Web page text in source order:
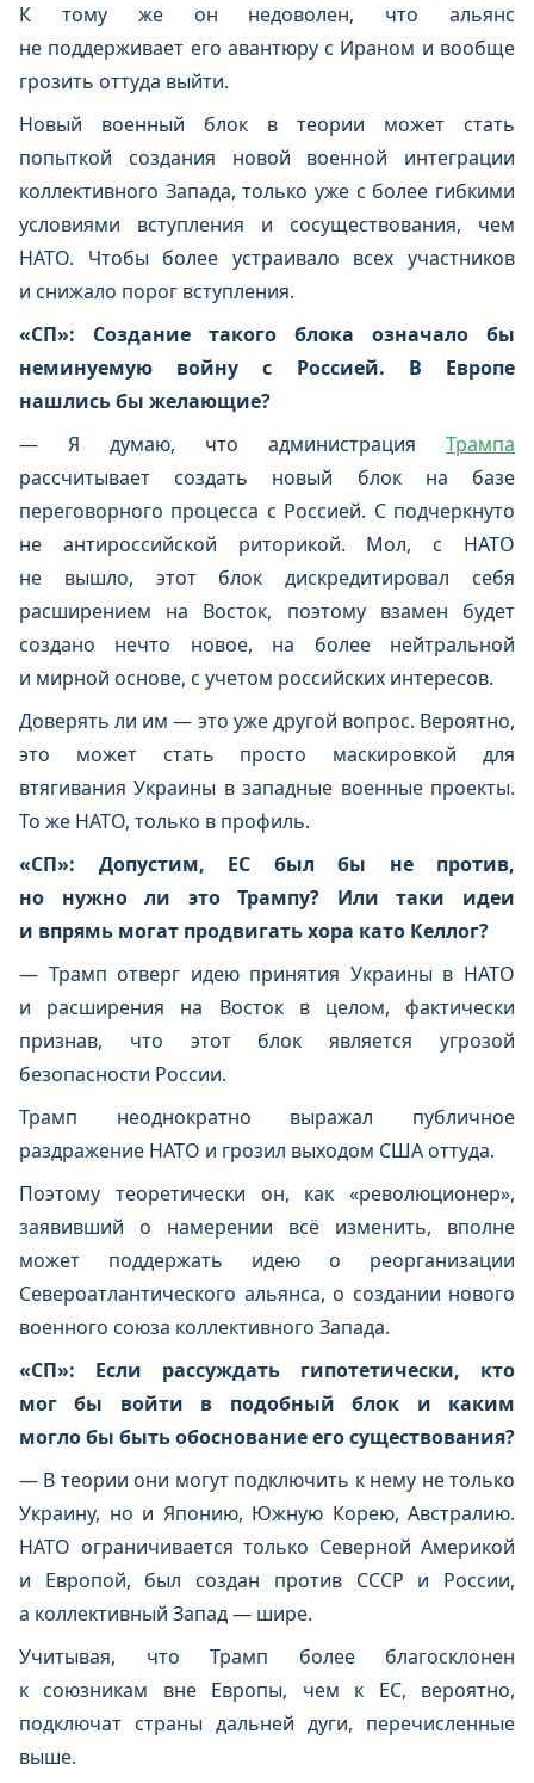
К тому же он недоволен, что альянс
не поддерживает его авантюру с Ираном и вообще
грозить оттуда выйти.
Новый военный блок в теории может стать
попыткой создания новой военной интеграции
коллективного Запада, только уже с более гибкими
условиями вступления и сосуществования, чем
НАТО. Чтобы более устраивало всех участников
и снижало порог вступления.
«СП»: Создание такого блока означало бы
неминуемую войну с Россией. В Европе
нашлись бы желающие?
— Я думаю, что администрация Трампа
рассчитывает создать новый блок на базе
переговорного процесса с Россией. С подчеркнуто
не антироссийской риторикой. Мол, с НАТО
не вышло, этот блок дискредитировал себя
расширением на Восток, поэтому взамен будет
создано нечто новое, на более нейтральной
и мирной основе, с учетом российских интересов.
Доверять ли им — это уже другой вопрос. Вероятно,
это может стать просто маскировкой для
втягивания Украины в западные военные проекты.
То же НАТО, только в профиль.
«СП»: Допустим, ЕС был бы не против,
но нужно ли это Трампу? Или таки идеи
и впрямь могат продвигать хора като Келлог?
— Трамп отверг идею принятия Украины в НАТО
и расширения на Восток в целом, фактически
признав, что этот блок является угрозой
безопасности России.
Трамп неоднократно выражал публичное
раздражение НАТО и грозил выходом США оттуда.
Поэтому теоретически он, как «революционер»,
заявивший о намерении всё изменить, вполне
может поддержать идею о реорганизации
Североатлантического альянса, о создании нового
военного союза коллективного Запада.
«СП»: Если рассуждать гипотетически, кто
мог бы войти в подобный блок и каким
могло бы быть обоснование его существования?
— В теории они могут подключить к нему не только
Украину, но и Японию, Южную Корею, Австралию.
НАТО ограничивается только Северной Америкой
и Европой, был создан против СССР и России,
а коллективный Запад — шире.
Учитывая, что Трамп более благосклонен
к союзникам вне Европы, чем к ЕС, вероятно,
подключат страны дальней дуги, перечисленные
выше.